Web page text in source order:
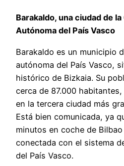
Barakaldo, una ciudad de
Autónoma del País Vasco
Barakaldo es un municipio
autónoma del País Vasco,
histórico de Bizkaia. Su
cerca de 87.000
en la tercera ciudad más
Está bien comunicada, ya
minutos en coche de
conectada con el sistema
del País Vasco.